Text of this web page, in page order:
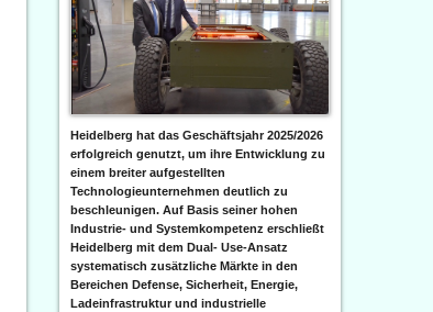
Heidelberg hat das Geschäftsjahr 2025/2026
erfolgreich genutzt, um ihre Entwicklung zu
einem breiter aufgestellten
Technologieunternehmen deutlich zu
beschleunigen. Auf Basis seiner hohen
Industrie- und Systemkompetenz erschließt
Heidelberg mit dem Dual- Use-Ansatz
systematisch zusätzliche Märkte in den
Bereichen Defense, Sicherheit, Energie,
Ladeinfrastruktur und industrielle